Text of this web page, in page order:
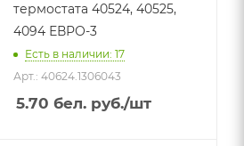
термостата 40524, 40525,
4094 ЕВРО-3
Есть в наличии: 17
Арт.: 40624.1306043
5.70 бел. руб./шт